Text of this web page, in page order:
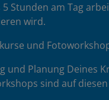
Stunden am Tag
wird.
und
und Planung Deines
sind auf